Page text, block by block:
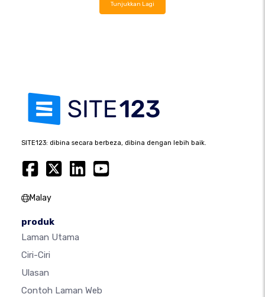
Tunjukkan Lagi
SITE123: dibina secara berbeza, dibina dengan lebih baik.
Malay
produk
Laman Utama
Ciri-Ciri
Ulasan
Contoh Laman Web